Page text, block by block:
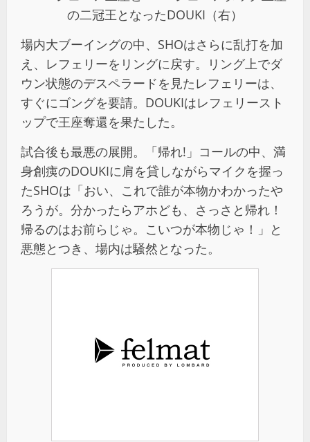
の二冠王となったDOUKI（右）
場内大ブーイングの中、SHOはさらに乱打を加
え、レフェリーをリングに戻す。リング上でダ
ウン状態のデスペラードを見たレフェリーは、
すぐにゴングを要請。DOUKIはレフェリースト
ップで王座奪還を果たした。
試合後も最悪の展開。「帰れ!」コールの中、満
身創痍のDOUKIに肩を貸しながらマイクを握っ
たSHOは「おい、これで誰が本物かわかったや
ろうが。分かったらアホども、さっさと帰れ！
帰るのはお前らじゃ。こいつが本物じゃ！」と
悪態とつき、場内は騒然となった。